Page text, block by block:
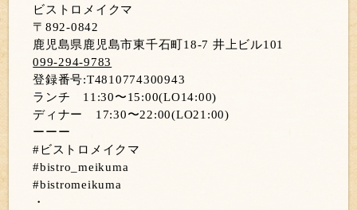
ビストロメイクマ
〒892-0842
鹿児島県鹿児島市東千石町18-7 井上ビル101
099-294-9783
登録番号:T4810774300943
ランチ 11:30〜15:00(LO14:00)
ディナー 17:30〜22:00(LO21:00)
ーーー
#ビストロメイクマ
#bistro_meikuma
#bistromeikuma
・